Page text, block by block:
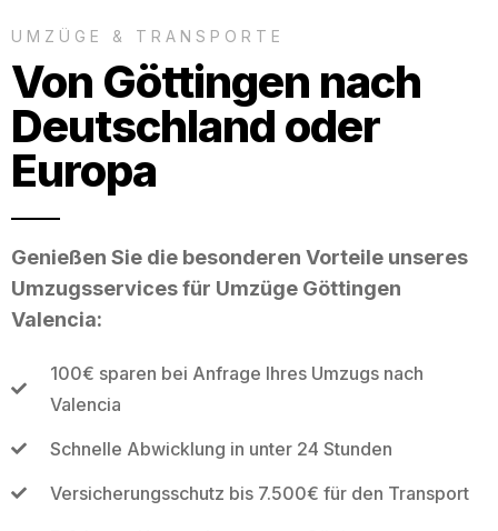
UMZÜGE & TRANSPORTE
Von Göttingen nach
Deutschland oder
Europa
Genießen Sie die besonderen Vorteile unseres
Umzugsservices für Umzüge Göttingen
Valencia:
100€ sparen bei Anfrage Ihres Umzugs nach
Valencia
Schnelle Abwicklung in unter 24 Stunden
Versicherungsschutz bis 7.500€ für den Transport